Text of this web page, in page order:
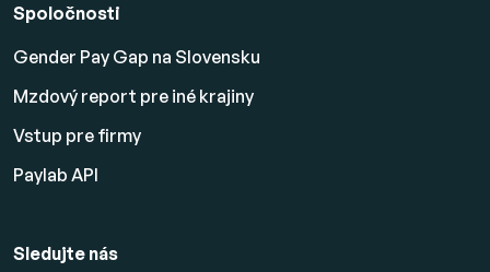
Spoločnosti
Gender Pay Gap na Slovensku
Mzdový report pre iné krajiny
Vstup pre firmy
Paylab API
Sledujte nás